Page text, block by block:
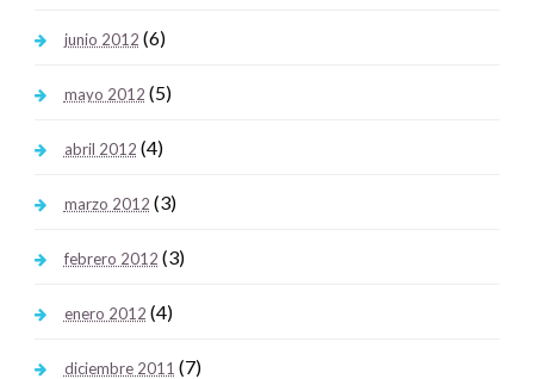
junio 2012 (6)
mayo 2012 (5)
abril 2012 (4)
marzo 2012 (3)
febrero 2012 (3)
enero 2012 (4)
diciembre 2011 (7)